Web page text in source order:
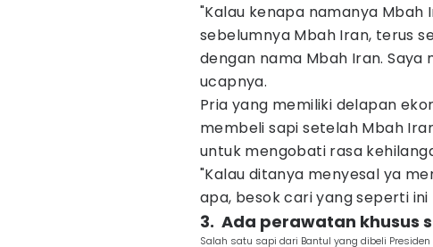
"Kalau kenapa namanya Mbah
sebelumnya Mbah Iran, terus
dengan nama Mbah Iran.
ucapnya.
Pria yang memiliki delapan
membeli sapi setelah Mbah
untuk mengobati rasa
"Kalau ditanya menyesal ya
apa, besok cari yang seperti ini
3. ‎ Ada perawatan khusus
Salah satu sapi dari Bantul yang dibeli